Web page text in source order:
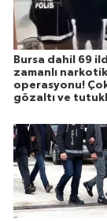
Bursa dahil 69
zamanlı narkotik
operasyonu!
gözaltı ve